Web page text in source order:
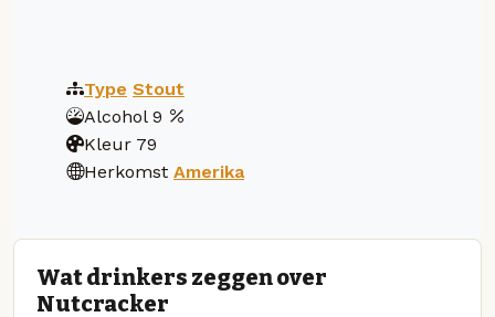
Type Stout
Alcohol 9
Kleur 79
Herkomst Amerika
Wat drinkers zeggen over
Nutcracker